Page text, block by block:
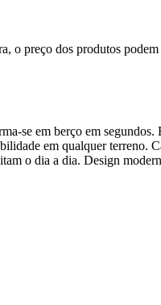
o preço dos produtos
em berço em
em qualquer
o dia a dia. Design